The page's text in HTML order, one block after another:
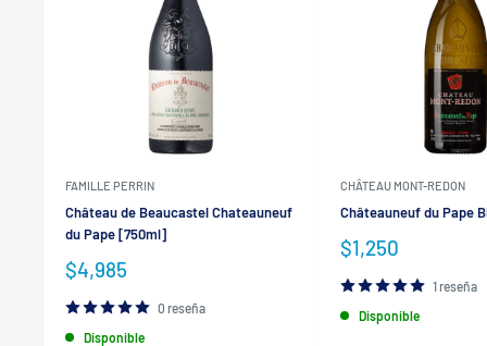
FAMILLE PERRIN
Château de Beaucastel Chateauneuf
du Pape [750ml]
Precio
de
venta
$4,985
0 reseña
Disponible
CHÂTEAU MONT-REDON
Châteauneuf du Pape
Precio
de
venta
$1,250
1 reseña
Disponible